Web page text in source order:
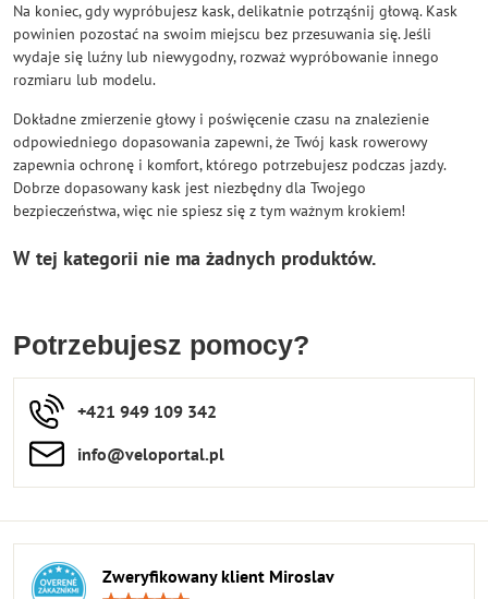
Na koniec, gdy wypróbujesz kask, delikatnie potrząśnij głową. Kask
powinien pozostać na swoim miejscu bez przesuwania się. Jeśli
wydaje się luźny lub niewygodny, rozważ wypróbowanie innego
rozmiaru lub modelu.
Dokładne zmierzenie głowy i poświęcenie czasu na znalezienie
odpowiedniego dopasowania zapewni, że Twój kask rowerowy
zapewnia ochronę i komfort, którego potrzebujesz podczas jazdy.
Dobrze dopasowany kask jest niezbędny dla Twojego
bezpieczeństwa, więc nie spiesz się z tym ważnym krokiem!
Potrzebujesz pomocy?
+421 949 109 342
info​​@veloportal​.pl
Zweryfikowany klient Miroslav